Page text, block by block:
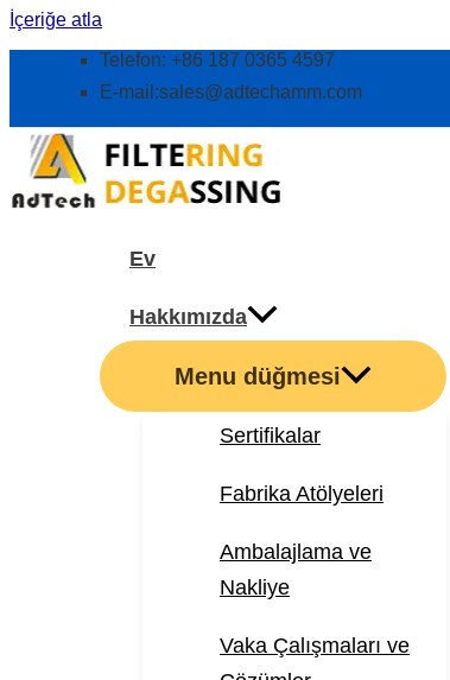
İçeriğe atla
Telefon: +86 187 0365 4597
E-mail:sales@adtechamm.com
Ev
Hakkımızda
Menu düğmesi
Sertifikalar
Fabrika Atölyeleri
Ambalajlama ve
Nakliye
Vaka Çalışmaları ve